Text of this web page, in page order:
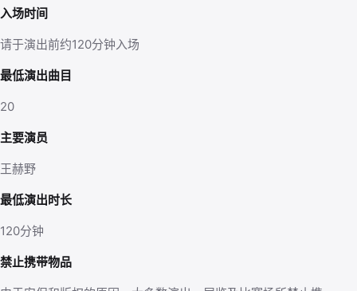
入场时间
请于演出前约120分钟入场
最低演出曲目
20
主要演员
王赫野
最低演出时长
120分钟
禁止携带物品